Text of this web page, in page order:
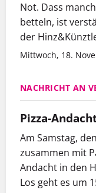
Not. Dass
betteln, ist
der
Mittwoch, 18.
NACHRICHT AN
Pizza-
Am Samstag,
zusammen mit
Andacht in den
Los geht es um